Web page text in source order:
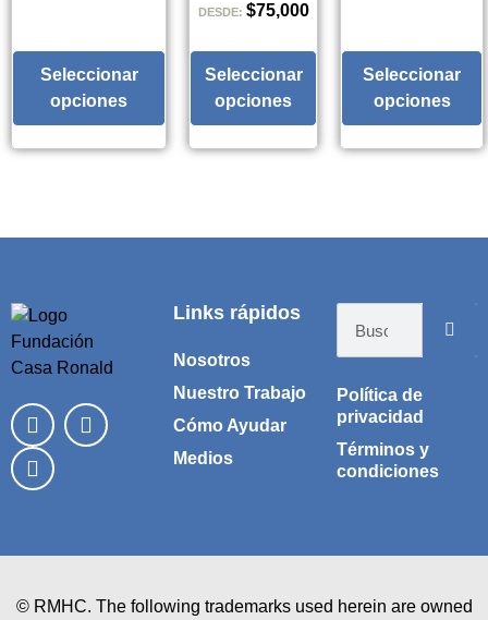
Seleccionar
opciones
DESDE: $75,000
Seleccionar
opciones
Seleccionar
opciones
Links rápidos
Nosotros
Nuestro Trabajo
Cómo Ayudar
Medios
Política de
privacidad
Términos y
condiciones
© RMHC. The following trademarks used herein are owned